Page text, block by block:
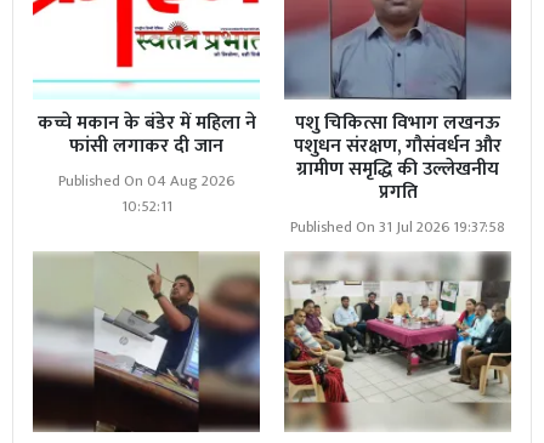
कच्चे मकान के बंडेर में महिला ने
फांसी लगाकर दी जान
Published On 04 Aug 2026
10:52:11
पशु चिकित्सा विभाग लखनऊ
पशुधन संरक्षण, गौसंवर्धन और
ग्रामीण समृद्धि की उल्लेखनीय
प्रगति
Published On 31 Jul 2026 19:37:58